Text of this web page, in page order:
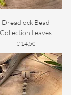
Dreadlock Bead
Collection Leaves
Prijs
€ 14,50